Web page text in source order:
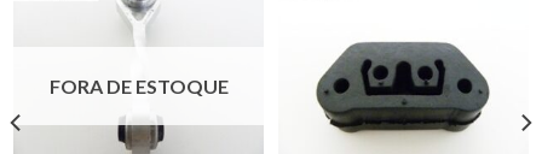
FORA DE ESTOQUE